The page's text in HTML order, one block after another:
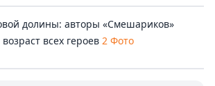
долины: авторы «Смешариков»
всех героев 2 Фото